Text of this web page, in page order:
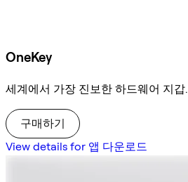
OneKey
세계에서 가장 진보한 하드웨어 지갑.
구매하기
View details for 앱 다운로드